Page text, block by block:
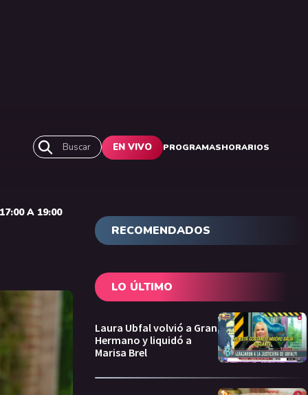
Buscar EN VIVO PROGRAMASHORARIOS
A 19:00
RECOMENDADOS
LO ÚLTIMO
Laura Ubfal volvió a Gran
Hermano y liquidó a
Marisa Brel